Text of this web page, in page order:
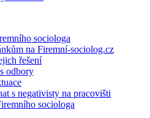
sociologa
na Firemní-sociolog.cz
řešení
odbory
s negativisty na pracovišti
sociologa